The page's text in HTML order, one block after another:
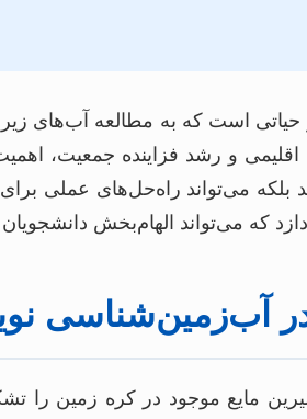
است که به مطالعه آب‌های
و رشد فزاینده جمعیت،
بلکه می‌تواند راه‌حل‌های عملی
که می‌تواند الهام‌بخش دانشجویان
آب‌زمین‌شناسی
حدود ۹۷ درصد از آب شیرین مایع